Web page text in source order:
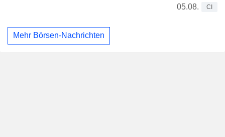
05.08.
CI
Mehr Börsen-Nachrichten